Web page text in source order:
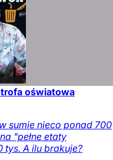
oświatowa
sumie nieco ponad 700
"pełne etaty
tys. A ilu brakuje?